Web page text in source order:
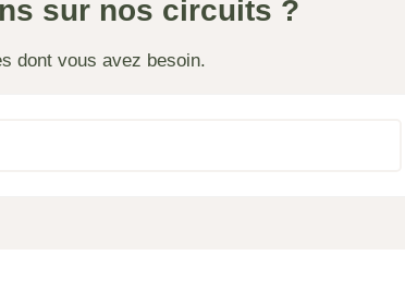
sur nos circuits ?
dont vous avez besoin.